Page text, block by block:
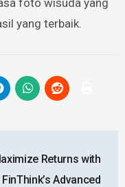
foto wisuda yang
yang terbaik.
Returns with
FinThink’s Advanced